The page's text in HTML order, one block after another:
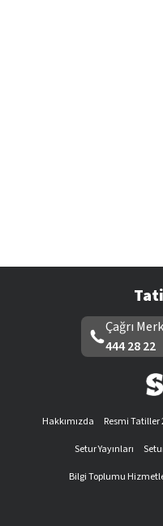
Çağrı
444 28 22
Hakkımızda Resmi Tatiller
Setur Yayınları
Bilgi Toplumu